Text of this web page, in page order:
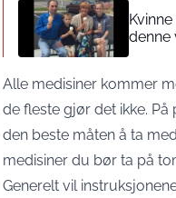
denne
Alle medisiner kommer
de fleste gjør det ikke.
den beste måten å ta
medisiner du bør ta på
Generelt vil